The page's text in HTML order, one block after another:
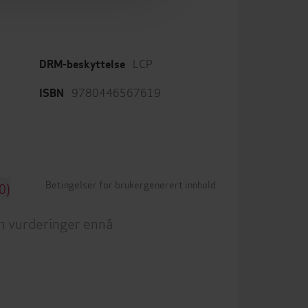
DRM-beskyttelse LCP
ISBN 9780446567619
Betingelser for brukergenerert innhold
vurderinger ennå